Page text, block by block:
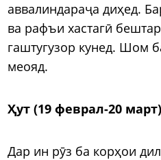
аввалиндараҷа диҳед.
ва рафъи хастагӣ
гаштугузор кунед. Шом
меояд.
Ҳут (19 феврал-20 март)
Дар ин рӯз ба корҳои